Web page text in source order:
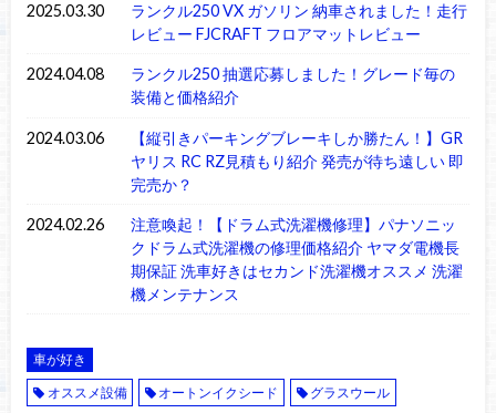
2025.03.30
ランクル250 VX ガソリン 納車されました！走行
レビュー FJCRAFT フロアマットレビュー
2024.04.08
ランクル250 抽選応募しました！グレード毎の
装備と価格紹介
2024.03.06
【縦引きパーキングブレーキしか勝たん！】GR
ヤリス RC RZ見積もり紹介 発売が待ち遠しい 即
完売か？
2024.02.26
注意喚起！【ドラム式洗濯機修理】パナソニッ
クドラム式洗濯機の修理価格紹介 ヤマダ電機長
期保証 洗車好きはセカンド洗濯機オススメ 洗濯
機メンテナンス
車が好き
オススメ設備
オートンイクシード グラスウール